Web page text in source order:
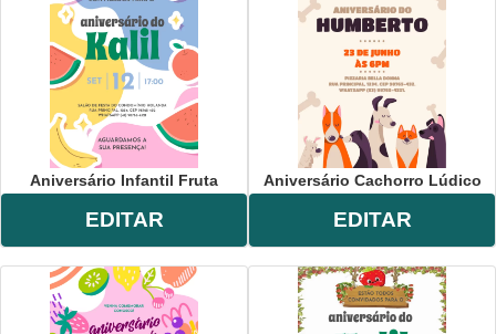
Aniversário Infantil Fruta
EDITAR
Aniversário Cachorro Lúdico
EDITAR